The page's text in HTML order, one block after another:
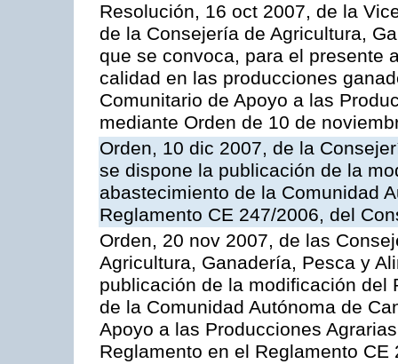
Resolución, 16 oct 2007, de la
de la Consejería de Agricultura,
que se convoca, para el presente
calidad en las producciones
Comunitario de Apoyo a las
mediante Orden de 10 de
Orden, 10 dic 2007, de la
se dispone la publicación de la
abastecimiento de la Comunidad
Reglamento CE 247/2006, del
Orden, 20 nov 2007, de las
Agricultura, Ganadería, Pesca y
publicación de la modificación del
de la Comunidad Autónoma de
Apoyo a las Producciones
Reglamento en el Reglamento